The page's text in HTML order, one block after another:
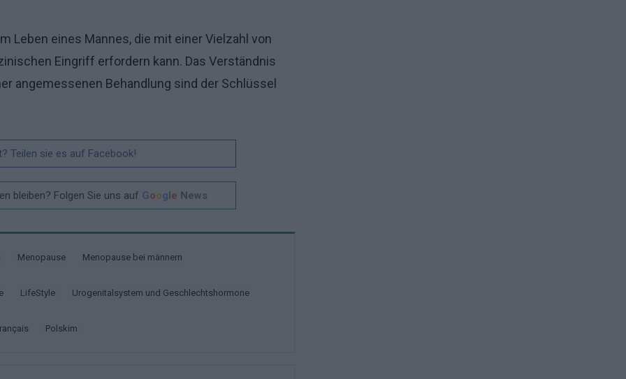
Leben eines Mannes, die mit einer Vielzahl von
Eingriff erfordern kann. Das Verständnis
angemessenen Behandlung sind der Schlüssel
Teilen sie es auf Facebook!
bleiben? Folgen Sie uns auf Google News
Menopause Menopause bei männern
LifeStyle Urogenitalsystem und Geschlechtshormone
français polskim